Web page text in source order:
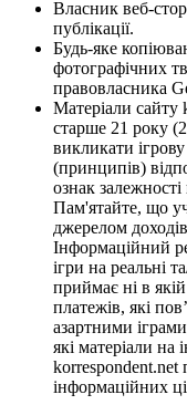
Власник веб-
публікації.
Будь-яке
фотографічних
правовласника
Матеріали сайту
старше 21 року
викликати
(принципів)
ознак залежності
Пам'ятайте, що
джерелом
Інформаційний
ігри на реальні
приймає ні в
платежів, які
азартними
які матеріали на
korrespondent.net
інформаційних